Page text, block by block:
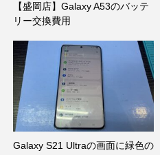
【盛岡店】Galaxy A53のバッテ
リー交換費用
Galaxy S21 Ultraの画面に緑色の